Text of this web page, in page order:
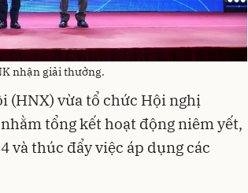
nhận giải thưởng.
(HNX) vừa tổ chức Hội nghị
tổng kết hoạt động niêm yết,
và thúc đẩy việc áp dụng các